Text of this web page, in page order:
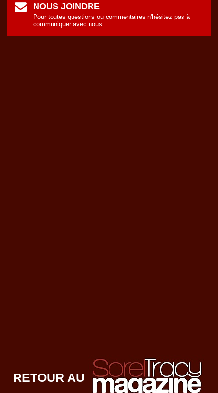
NOUS JOINDRE
Pour toutes questions ou commentaires n'hésitez pas à
communiquer avec nous.
RETOUR AU